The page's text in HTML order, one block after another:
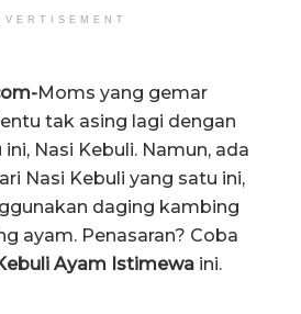
Moms yang gemar
tak asing lagi dengan
Nasi Kebuli. Namun, ada
Nasi Kebuli yang satu ini,
daging kambing
ayam. Penasaran? Coba
Ayam Istimewa ini.